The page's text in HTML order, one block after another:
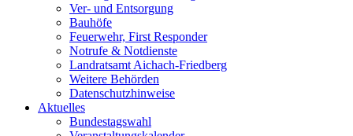
Ver- und Entsorgung
Bauhöfe
Feuerwehr, First Responder
Notrufe & Notdienste
Landratsamt Aichach-Friedberg
Weitere Behörden
Datenschutzhinweise
Aktuelles
Bundestagswahl